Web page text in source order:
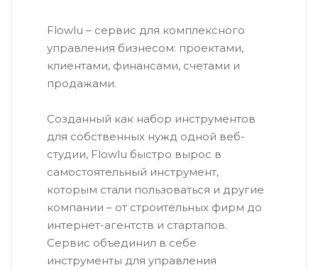
Flowlu – сервис для комплексного
управления бизнесом: проектами,
клиентами, финансами, счетами и
продажами.
Созданный как набор инструментов
для собственных нужд одной веб-
студии, Flowlu быстро вырос в
самостоятельный инструмент,
которым стали пользоваться и другие
компании – от строительных фирм до
интернет-агентств и стартапов.
Сервис объединил в себе
инструменты для управления